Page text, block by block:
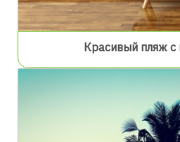
Красивый пляж с